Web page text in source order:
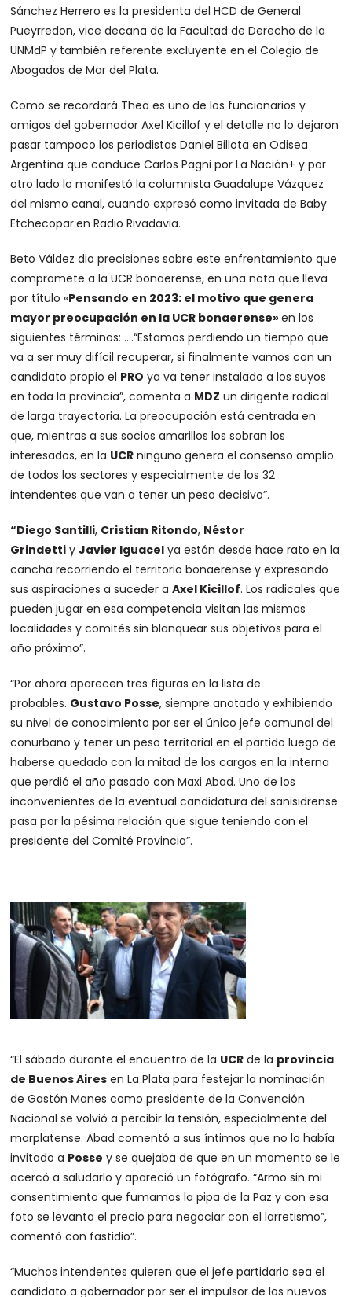
Sánchez Herrero es la presidenta del HCD de General
Pueyrredon, vice decana de la Facultad de Derecho de la
UNMdP y también referente excluyente en el Colegio de
Abogados de Mar del Plata.
Como se recordará Thea es uno de los funcionarios y
amigos del gobernador Axel Kicillof y el detalle no lo dejaron
pasar tampoco los periodistas Daniel Billota en Odisea
Argentina que conduce Carlos Pagni por La Nación+ y por
otro lado lo manifestó la columnista Guadalupe Vázquez
del mismo canal, cuando expresó como invitada de Baby
Etchecopar.en Radio Rivadavia.
Beto Váldez dio precisiones sobre este enfrentamiento que
compromete a la UCR bonaerense, en una nota que lleva
por título «Pensando en 2023: el motivo que genera
mayor preocupación en la UCR bonaerense»en los
siguientes términos: ….“Estamos perdiendo un tiempo que
va a ser muy difícil recuperar, si finalmente vamos con un
candidato propio el PRO ya va tener instalado a los suyos
en toda la provincia”, comenta a MDZ un dirigente radical
de larga trayectoria. La preocupación está centrada en
que, mientras a sus socios amarillos los sobran los
interesados, en la UCR ninguno genera el consenso amplio
de todos los sectores y especialmente de los 32
intendentes que van a tener un peso decisivo”.
“Diego Santilli, Cristian Ritondo, Néstor
Grindetti yJavier Iguacel ya están desde hace rato en la
cancha recorriendo el territorio bonaerense y expresando
sus aspiraciones a suceder aAxel Kicillof. Los radicales que
pueden jugar en esa competencia visitan las mismas
localidades y comités sin blanquear sus objetivos para el
año próximo”.
“Por ahora aparecen tres figuras en la lista de
probables. Gustavo Posse, siempre anotado y exhibiendo
su nivel de conocimiento por ser el único jefe comunal del
conurbano y tener un peso territorial en el partido luego de
haberse quedado con la mitad de los cargos en la interna
que perdió el año pasado con Maxi Abad. Uno de los
inconvenientes de la eventual candidatura del sanisidrense
pasa por la pésima relación que sigue teniendo con el
presidente del Comité Provincia”.
“El sábado durante el encuentro de la UCR de la provincia
de Buenos Aires en La Plata para festejar la nominación
de Gastón Manes como presidente de la Convención
Nacional se volvió a percibir la tensión, especialmente del
marplatense. Abad comentó a sus íntimos que no lo había
invitado a Posse y se quejaba de que en un momento se le
acercó a saludarlo y apareció un fotógrafo. “Armo sin mi
consentimiento que fumamos la pipa de la Paz y con esa
foto se levanta el precio para negociar con el larretismo”,
comentó con fastidio”.
“Muchos intendentes quieren que el jefe partidario sea el
candidato a gobernador por ser el impulsor de los nuevos